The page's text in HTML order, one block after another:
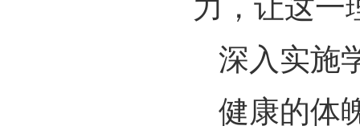
力，让这一
深入实施
健康的体